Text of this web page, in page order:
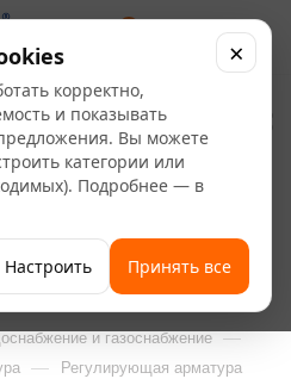
Ду 50
бар,
32
и газоснабжение —
— Регулирующая арматура
корректно,
и показывать
Вы можете
категории или
Подробнее — в
Настроить Принять все
×